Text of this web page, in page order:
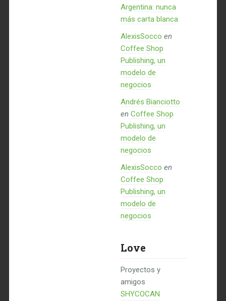
Argentina: nunca
más carta blanca
AlexisSocco en
Coffee Shop
Publishing, un
modelo de
negocios
Andrés Bianciotto
en Coffee Shop
Publishing, un
modelo de
negocios
AlexisSocco en
Coffee Shop
Publishing, un
modelo de
negocios
Love
Proyectos y
amigos
SHYCOCAN